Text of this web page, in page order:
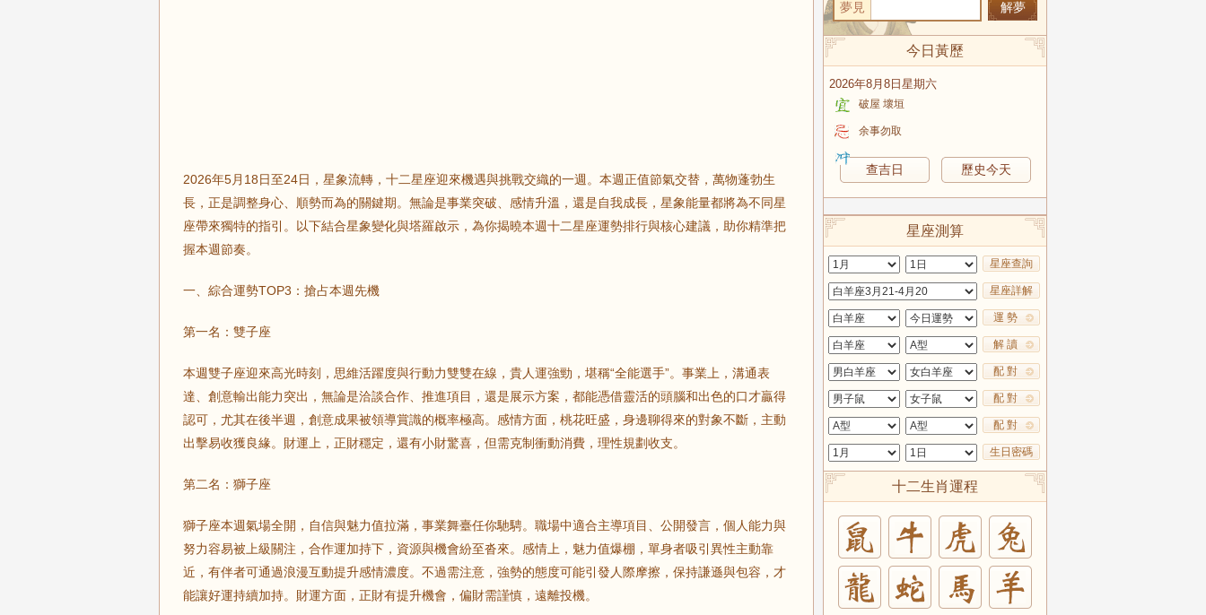
2026年5月18日至24日，星象流轉，十二星座迎來機遇與挑戰交織的一週。本週正值節氣交替，萬物蓬勃生
長，正是調整身心、順勢而為的關鍵期。無論是事業突破、感情升溫，還是自我成長，星象能量都將為不同星
座帶來獨特的指引。以下結合星象變化與塔羅啟示，為你揭曉本週十二星座運勢排行與核心建議，助你精準把
握本週節奏。
一、綜合運勢TOP3：搶占本週先機
第一名：雙子座
本週雙子座迎來高光時刻，思維活躍度與行動力雙雙在線，貴人運強勁，堪稱“全能選手”。事業上，溝通表
達、創意輸出能力突出，無論是洽談合作、推進項目，還是展示方案，都能憑借靈活的頭腦和出色的口才贏得
認可，尤其在後半週，創意成果被領導賞識的概率極高。感情方面，桃花旺盛，身邊聊得來的對象不斷，主動
出擊易收獲良緣。財運上，正財穩定，還有小財驚喜，但需克制衝動消費，理性規劃收支。
第二名：獅子座
獅子座本週氣場全開，自信與魅力值拉滿，事業舞臺任你馳騁。職場中適合主導項目、公開發言，個人能力與
努力容易被上級關注，合作運加持下，資源與機會紛至沓來。感情上，魅力值爆棚，單身者吸引異性主動靠
近，有伴者可通過浪漫互動提升感情濃度。不過需注意，強勢的態度可能引發人際摩擦，保持謙遜與包容，才
能讓好運持續加持。財運方面，正財有提升機會，偏財需謹慎，遠離投機。
夢見
今日黃歷
2026年8月8日星期六
破屋 壞垣
余事勿取
查吉日 歷史今天
星座測算
星座查詢
星座詳解
運 勢
解 讀
配 對
配 對
配 對
生日密碼
十二生肖運程
鼠 牛 虎
龍 蛇 馬